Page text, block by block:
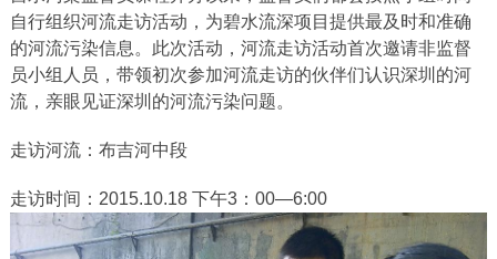
自行组织河流走访活动，为碧水流深项目提供最及时和准确
的河流污染信息。此次活动，河流走访活动首次邀请非监督
员小组人员，带领初次参加河流走访的伙伴们认识深圳的河
流，亲眼见证深圳的河流污染问题。
走访河流：布吉河中段
走访时间：2015.10.18 下午3：00—6:00